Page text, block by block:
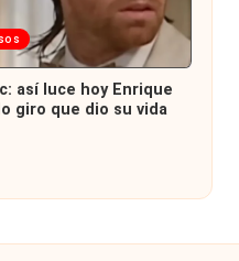
así luce hoy Enrique
giro que dio su vida